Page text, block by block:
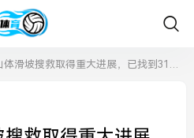
大进展，已找到31名被困人员，甘肃宕昌山体滑坡搜救取得重大进展，已找到31名被困人员